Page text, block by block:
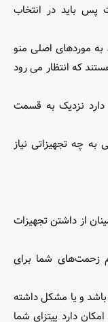
پس باید در انتخاب
به مورد‌های اصلی منو
که انتظار می رود
دارد نزدیک به قسمت
به چه تجهیزاتی نیاز
از داشتن تجهیزات
زحمت‌های شما برای
و یا مشکل داشته
دارد پیتزای شما